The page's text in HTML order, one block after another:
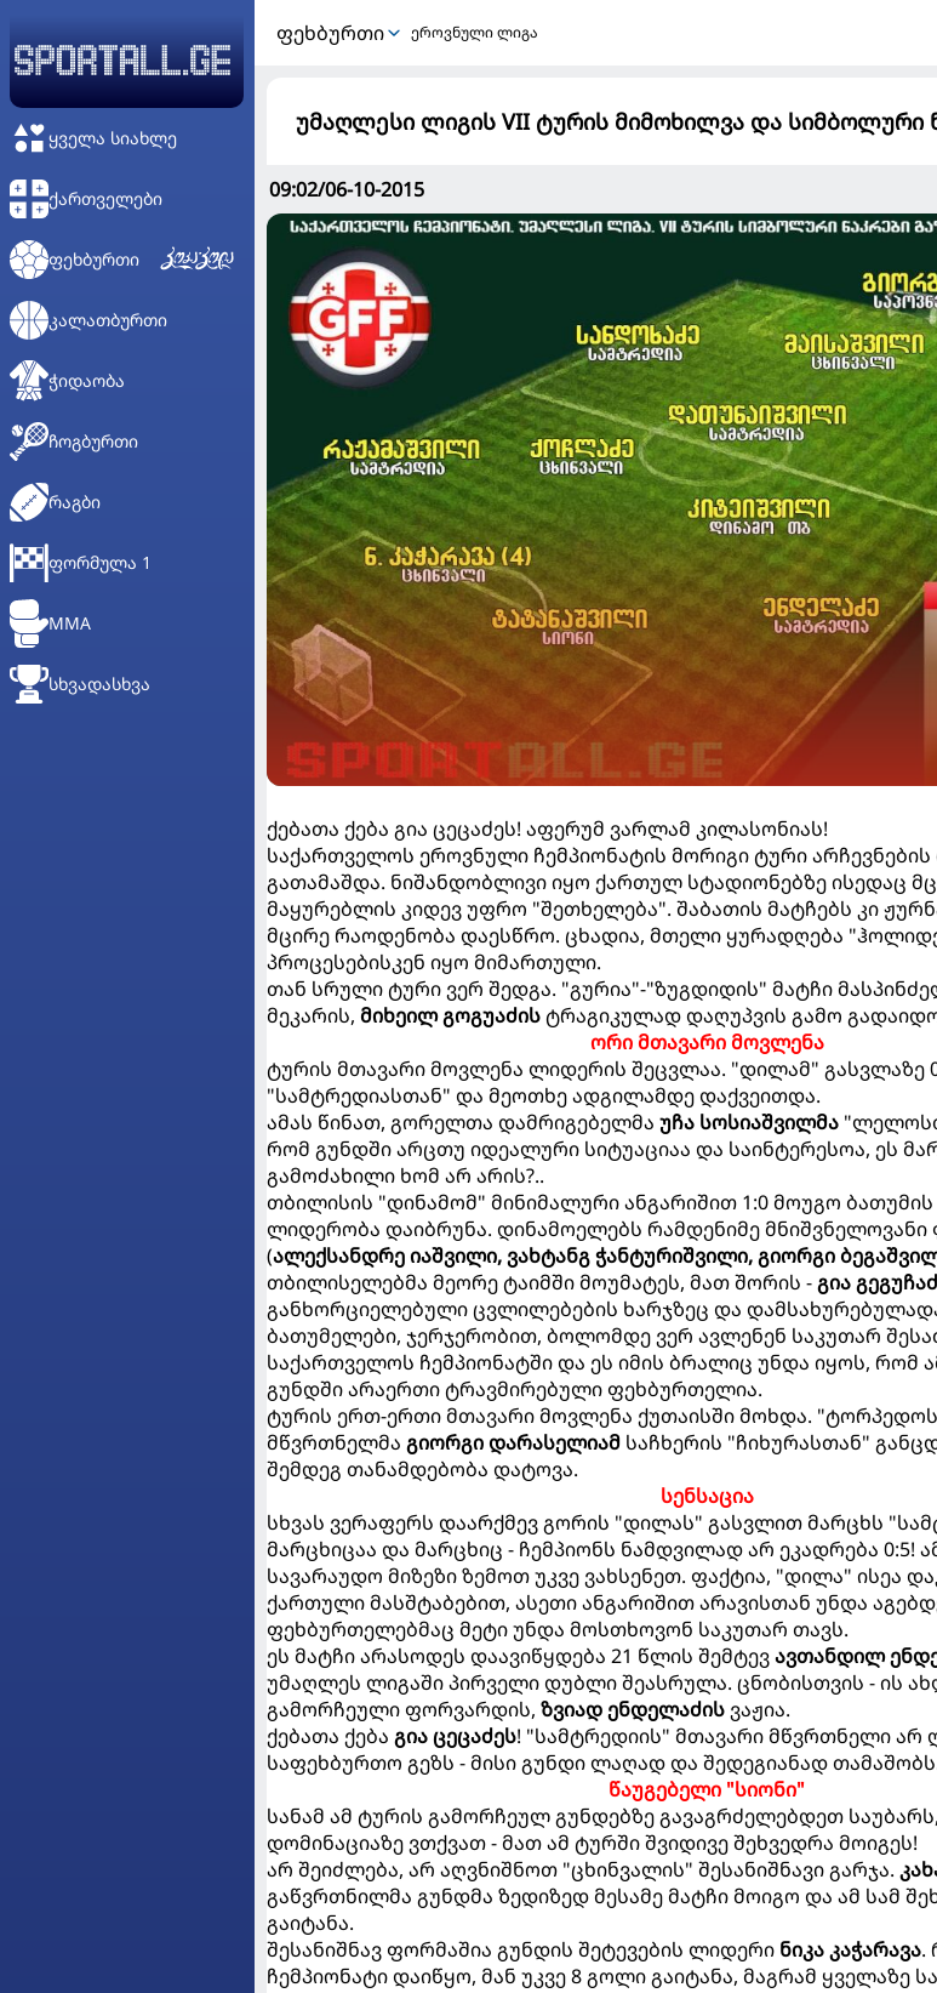
ᲧᲕᲔᲚᲐ ᲡᲘᲐᲮᲚᲔ
ᲥᲐᲠᲗᲕᲔᲚᲔᲑᲘ
ᲤᲔᲮᲑᲣᲠᲗᲘ
ᲙᲐᲚᲐᲗᲑᲣᲠᲗᲘ
ᲭᲘᲓᲐᲝᲑᲐ
ᲩᲝᲒᲑᲣᲠᲗᲘ
ᲠᲐᲒᲑᲘ
ᲤᲝᲠᲛᲣᲚᲐ 1
MMA
ᲡᲮᲕᲐᲓᲐᲡᲮᲕᲐ
ᲤᲔᲮᲑᲣᲠᲗᲘ ეროვნული ლიგა
უმაღლესი ლიგის VII ტურის მიმოხილვა და სიმბოლური
09:02/06-10-2015
ქებათა ქება გია ცეცაძეს! აფერუმ ვარლამ კილასონიას!
საქართველოს ეროვნული ჩემპიონატის მორიგი ტური
გათამაშდა. ნიშანდობლივი იყო ქართულ სტადიონებზე ისედაც
მაყურებლის კიდევ უფრო "შეთხელება". შაბათის მატჩებს კი
მცირე რაოდენობა დაესწრო. ცხადია, მთელი ყურადღება
პროცესებისკენ იყო მიმართული.
თან სრული ტური ვერ შედგა. "გურია"-"ზუგდიდის" მატჩი
მეკარის, მიხეილ გოგუაძისტრაგიკულად დაღუპვის გამო
ორი მთავარი მოვლენა
ტურის მთავარი მოვლენა ლიდერის შეცვლაა. "დილამ" გასვლაზე
"სამტრედიასთან" და მეოთხე ადგილამდე დაქვეითდა.
ამას წინათ, გორელთა დამრიგებელმა უჩა სოსიაშვილმა
რომ გუნდში არცთუ იდეალური სიტუაციაა და საინტერესოა, ეს
გამოძახილი ხომ არ არის?..
თბილისის "დინამომ" მინიმალური ანგარიშით 1:0 მოუგო
ლიდერობა დაიბრუნა. დინამოელებს რამდენიმე
(ალექსანდრე იაშვილი, ვახტანგ ჭანტურიშვილი, გიორგი
თბილისელებმა მეორე ტაიმში მოუმატეს, მათ შორის -გია
განხორციელებული ცვლილებების ხარჯზეც და
ბათუმელები, ჯერჯერობით, ბოლომდე ვერ ავლენენ საკუთარ
საქართველოს ჩემპიონატში და ეს იმის ბრალიც უნდა იყოს, რომ
გუნდში არაერთი ტრავმირებული ფეხბურთელია.
ტურის ერთ-ერთი მთავარი მოვლენა ქუთაისში მოხდა.
მწვრთნელმა გიორგი დარასელიამ საჩხერის "ჩიხურასთან"
შემდეგ თანამდებობა დატოვა.
სენსაცია
სხვას ვერაფერს დაარქმევ გორის "დილას" გასვლით მარცხს
მარცხიცაა და მარცხიც - ჩემპიონს ნამდვილად არ ეკადრება 0:5!
სავარაუდო მიზეზი ზემოთ უკვე ვახსენეთ. ფაქტია, "დილა" ისეა
ქართული მასშტაბებით, ასეთი ანგარიშით არავისთან უნდა
ფეხბურთელებმაც მეტი უნდა მოსთხოვონ საკუთარ თავს.
ეს მატჩი არასოდეს დაავიწყდება 21 წლის შემტევავთანდილ
უმაღლეს ლიგაში პირველი დუბლი შეასრულა. ცნობისთვის - ის
გამორჩეული ფორვარდის, ზვიად ენდელაძის ვაჟია.
ქებათა ქება გია ცეცაძეს! "სამტრედიის" მთავარი მწვრთნელი არ
საფეხბურთო გეზს - მისი გუნდი ლაღად და შედეგიანად
წაუგებელი "სიონი"
სანამ ამ ტურის გამორჩეულ გუნდებზე გავაგრძელებდეთ
დომინაციაზე ვთქვათ - მათ ამ ტურში შვიდივე შეხვედრა მოიგეს!
არ შეიძლება, არ აღვნიშნოთ "ცხინვალის" შესანიშნავი გარჯა.
გაწვრთნილმა გუნდმა ზედიზედ მესამე მატჩი მოიგო და ამ სამ
გაიტანა.
შესანიშნავ ფორმაშია გუნდის შეტევების ლიდერი ნიკა კაჭარავა.
ჩემპიონატი დაიწყო, მან უკვე 8 გოლი გაიტანა, მაგრამ ყველაზე